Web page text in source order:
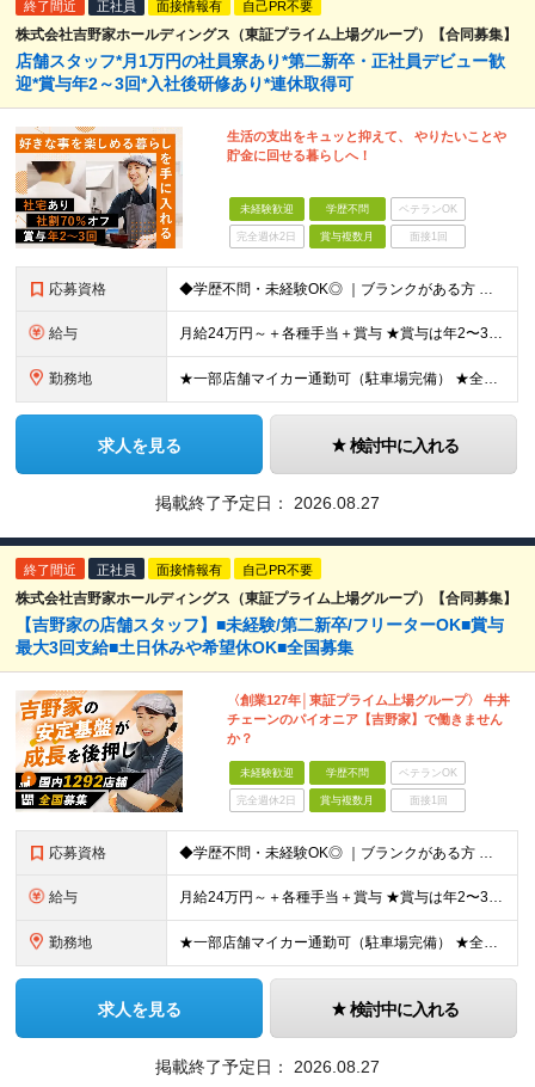
終了間近 正社員 面接情報有 自己PR不要
株式会社吉野家ホールディングス（東証プライム上場グループ）【合同募集】
店舗スタッフ*月1万円の社員寮あり*第二新卒・正社員デビュー歓
迎*賞与年2～3回*入社後研修あり*連休取得可
生活の支出をキュッと抑えて、 やりたいことや
貯金に回せる暮らしへ！
未経験歓迎 学歴不問 ベテランOK
完全週休2日 賞与複数月 面接1回
応募資格 ◆学歴不問・未経験OK◎ ｜ブランクがある方 ｜転職回数が気になる方 ｜飲食業界にチャレンジしたい方 ｜副業OK どんな方も大歓迎！「やってみたい」という気持ちがあればOKです◎
給与 月給24万円～＋各種手当＋賞与 ★賞与は年2〜3回支給 （7月・12月の年2回＋会社業績により2月に決算賞与あり） ★家賃1万円の格安寮や70%オフの食事補助により、毎月の支出を大幅に抑えられます。
勤務地 ★一部店舗マイカー通勤可（駐車場完備） ★全国の各店舗で募集中！続々出店予定！ ■首都圏エリア 埼玉、千葉、東京、神奈川、山梨 ■北日本エリア 北海道、青森、岩手、宮城、秋田、山形、福島、茨城、栃
求人を見る 検討中に入れる
掲載終了予定日： 2026.08.27
終了間近 正社員 面接情報有 自己PR不要
株式会社吉野家ホールディングス（東証プライム上場グループ）【合同募集】
【吉野家の店舗スタッフ】■未経験/第二新卒/フリーターOK■賞与
最大3回支給■土日休みや希望休OK■全国募集
〈創業127年│東証プライム上場グループ〉 牛丼
チェーンのパイオニア【吉野家】で働きません
か？
未経験歓迎 学歴不問 ベテランOK
完全週休2日 賞与複数月 面接1回
応募資格 ◆学歴不問・未経験OK◎ ｜ブランクがある方 ｜転職回数が気になる方 ｜飲食業界にチャレンジしたい方 ｜副業OK どんな方も大歓迎！「やってみたい」という気持ちがあればOKです◎
給与 月給24万円～＋各種手当＋賞与 ★賞与は年2〜3回支給 （7月・12月の年2回＋会社業績により2月に決算賞与あり） ★家賃1万円の格安寮や70%オフの食事補助により、毎月の支出を大幅に抑えられます。
勤務地 ★一部店舗マイカー通勤可（駐車場完備） ★全国の各店舗で募集中！続々出店予定！ ■首都圏エリア 埼玉、千葉、東京、神奈川、山梨 ■北日本エリア 北海道、青森、岩手、宮城、秋田、山形、福島、茨城、栃
求人を見る 検討中に入れる
掲載終了予定日： 2026.08.27